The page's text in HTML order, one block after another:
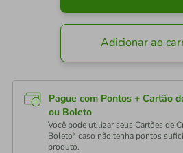
Adicionar ao
Pague com Pontos + Cartão
ou Boleto
Você pode utilizar seus Cartões de
Boleto* caso não tenha pontos
produto.